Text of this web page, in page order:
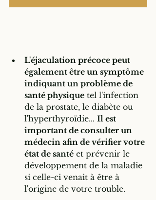
L'éjaculation précoce peut
également être un symptôme
indiquant un problème de
santé physique tel l'infection
de la prostate, le diabète ou
l'hyperthyroïdie... Il est
important de consulter un
médecin afin de vérifier votre
état de santé et prévenir le
développement de la maladie
si celle-ci venait à être à
l'origine de votre trouble.